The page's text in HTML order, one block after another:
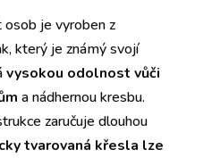
je vyroben z
který je známý svojí
vysokou odolnost vůči
a nádhernou kresbu.
zaručuje dlouhou
tvarovaná křesla lze